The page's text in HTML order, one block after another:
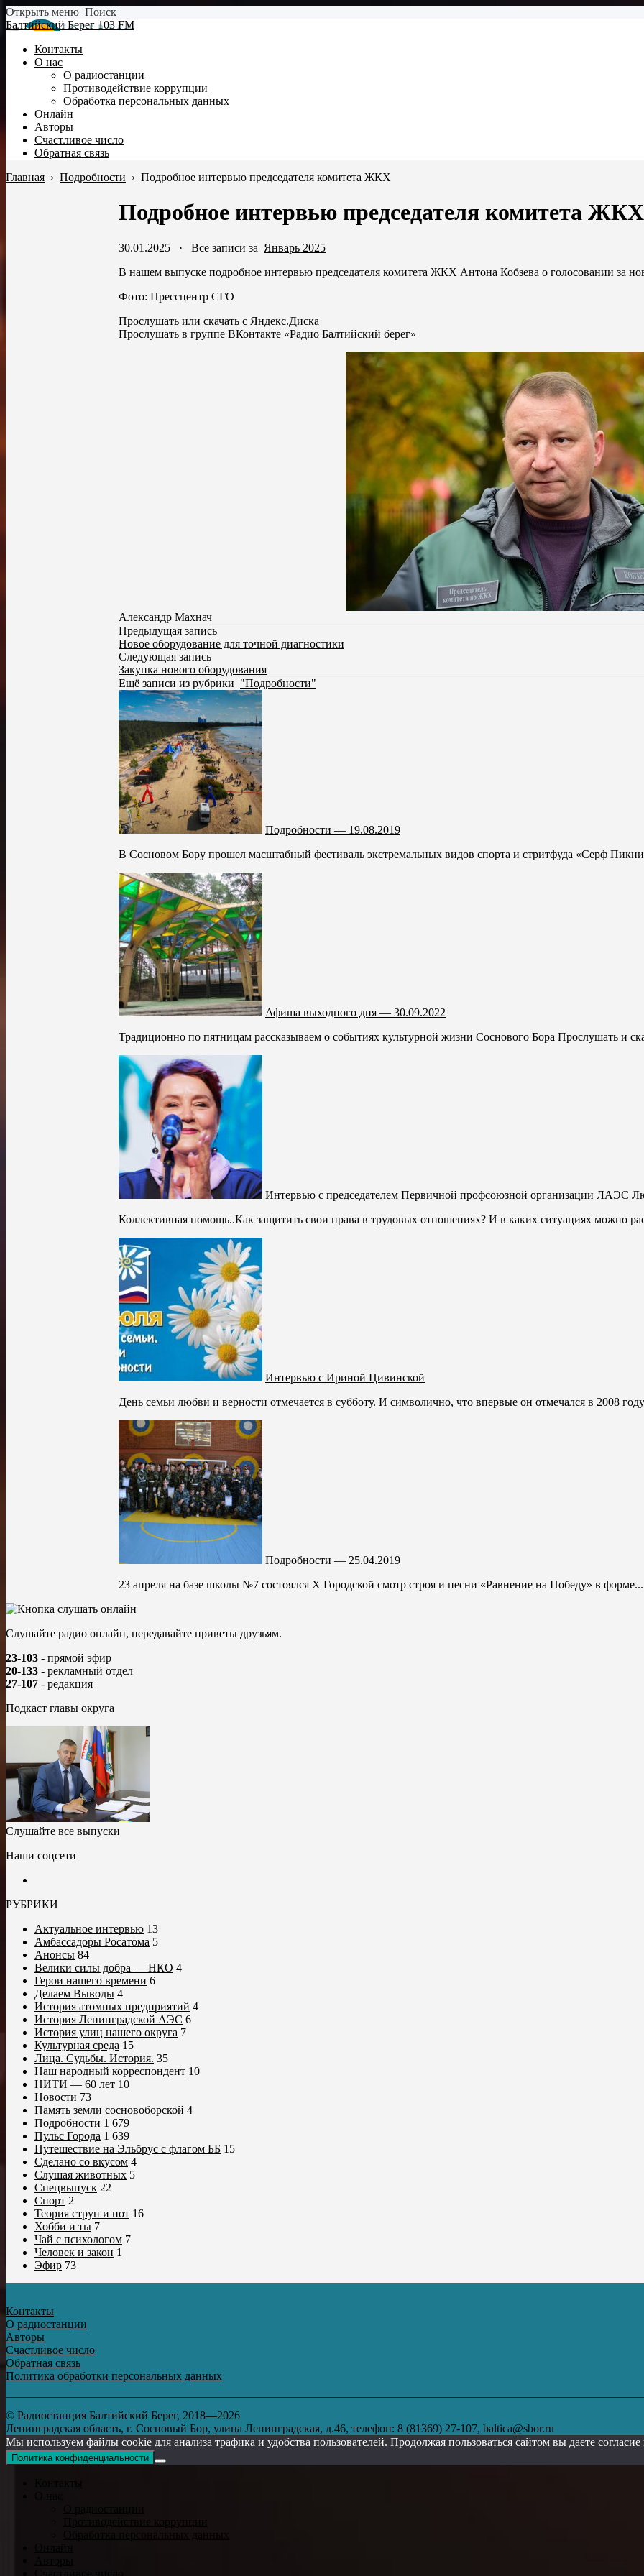
Открыть меню Поиск
Балтийский Берег 103 FM
Контакты
О нас
О радиостанции
Противодействие коррупции
Обработка персональных данных
Онлайн
Авторы
Счастливое число
Обратная связь
Главная › Подробности › Подробное интервью председателя комитета ЖКХ
Подробное интервью председателя комитета ЖКХ
30.01.2025 · Все записи за Январь 2025
В нашем выпуске подробное интервью председателя комитета ЖКХ Антона Кобзева о голосовании за
Фото: Прессцентр СГО
Прослушать или скачать с Яндекс.Диска
Прослушать в группе ВКонтакте «Радио Балтийский берег»
Александр Махнач
Предыдущая запись
Новое оборудование для точной диагностики
Следующая запись
Закупка нового оборудования
Ещё записи из рубрики "Подробности"
Подробности — 19.08.2019
В Сосновом Бору прошел масштабный фестиваль экстремальных видов спорта и стритфуда «Серф
Афиша выходного дня — 30.09.2022
Традиционно по пятницам рассказываем о событиях культурной жизни Соcнового Бора Прослушать и
Интервью с председателем Первичной профсоюзной организации ЛАЭС
Коллективная помощь..Как защитить свои права в трудовых отношениях? И в каких ситуациях можно
Интервью с Ириной Цивинской
День семьи любви и верности отмечается в субботу. И символично, что впервые он отмечался в 2008
Подробности — 25.04.2019
23 апреля на базе школы №7 состоялся X Городской смотр строя и песни «Равнение на Победу» в форме...
Слушайте радио онлайн, передавайте приветы друзьям.
23-103 - прямой эфир
20-133 - рекламный отдел
27-107 - редакция
Подкаст главы округа
Слушайте все выпуски
Наши соцсети
РУБРИКИ
Актуальное интервью 13
Амбассадоры Росатома 5
Анонсы 84
Велики силы добра — НКО 4
Герои нашего времени 6
Делаем Выводы 4
История атомных предприятий 4
История Ленинградской АЭС 6
История улиц нашего округа 7
Культурная среда 15
Лица. Судьбы. История. 35
Наш народный корреспондент 10
НИТИ — 60 лет 10
Новости 73
Память земли сосновоборской 4
Подробности 1 679
Пульс Города 1 639
Путешествие на Эльбрус с флагом ББ 15
Сделано со вкусом 4
Слушая животных 5
Спецвыпуск 22
Спорт 2
Теория струн и нот 16
Хобби и ты 7
Чай с психологом 7
Человек и закон 1
Эфир 73
Контакты
О радиостанции
Авторы
Счастливое число
Обратная связь
Политика обработки персональных данных
© Радиостанция Балтийский Берег, 2018—2026
Ленинградская область, г. Сосновый Бор, улица Ленинградская, д.46, телефон: 8 (81369) 27-107, baltica@sbor.ru
Мы используем файлы cookie для анализа трафика и удобства пользователей. Продолжая пользоваться сайтом вы даете
Политика конфиденциальности